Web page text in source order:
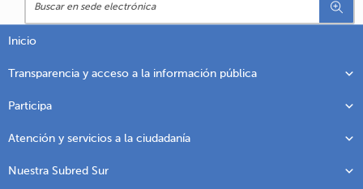
Inicio
Transparencia y acceso a la información pública
Participa
Atención y servicios a la ciudadanía
Nuestra Subred Sur